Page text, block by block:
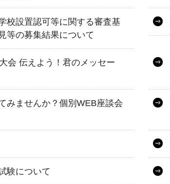
校設置認可等に関する審査基
等の募集結果について
会 伝えよう！君のメッセー
みませんか？個別WEB座談会
験について